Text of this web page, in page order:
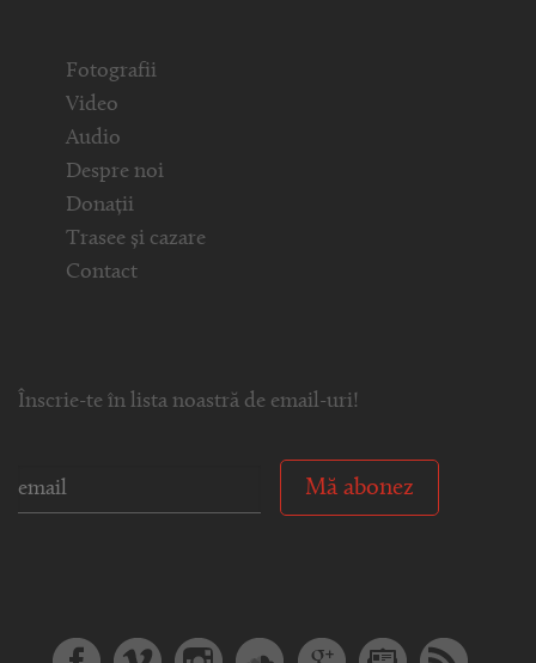
Fotografii
Video
Audio
Despre noi
Donații
Trasee și cazare
Contact
Înscrie-te în lista noastră de email-uri!
Mă abonez